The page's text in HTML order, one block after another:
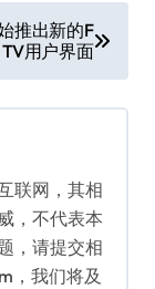
推出新的F
TV用户界面
联网，其相
，不代表本
，请提交相
，我们将及